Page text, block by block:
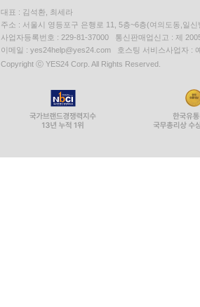
대표 : 김석환, 최세라
주소 : 서울시 영등포구 은행로 11, 5층~6층(여의도동,일신
사업자등록번호 : 229-81-37000 통신판매업신고 : 제
이메일 : yes24help@yes24.com 호스팅 서비스사업자 :
Copyright ⓒ YES24 Corp. All Rights Reserved.